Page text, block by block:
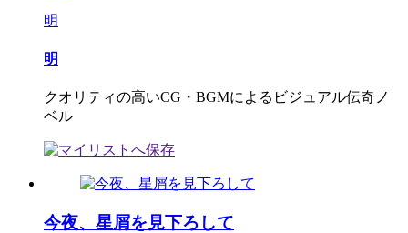
明
明
クオリティの高いCG・BGMによるビジュアル伝奇ノ
ベル
今夜、星屑を見下ろして